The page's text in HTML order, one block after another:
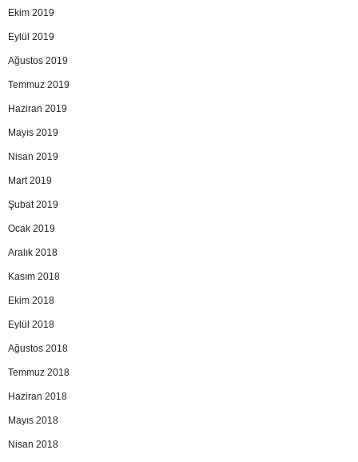
Ekim 2019
Eylül 2019
Ağustos 2019
Temmuz 2019
Haziran 2019
Mayıs 2019
Nisan 2019
Mart 2019
Şubat 2019
Ocak 2019
Aralık 2018
Kasım 2018
Ekim 2018
Eylül 2018
Ağustos 2018
Temmuz 2018
Haziran 2018
Mayıs 2018
Nisan 2018